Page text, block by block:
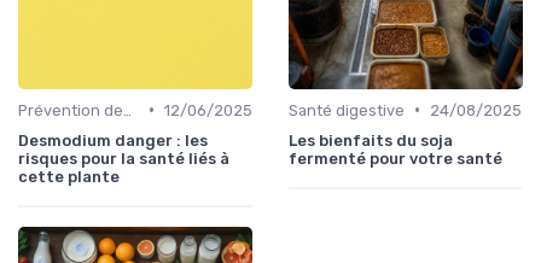
• 12/06/2025
Desmodium danger : les
risques pour la santé liés à
cette plante
Santé digestive •
24/08/2025
Les bienfaits du soja
fermenté pour votre santé